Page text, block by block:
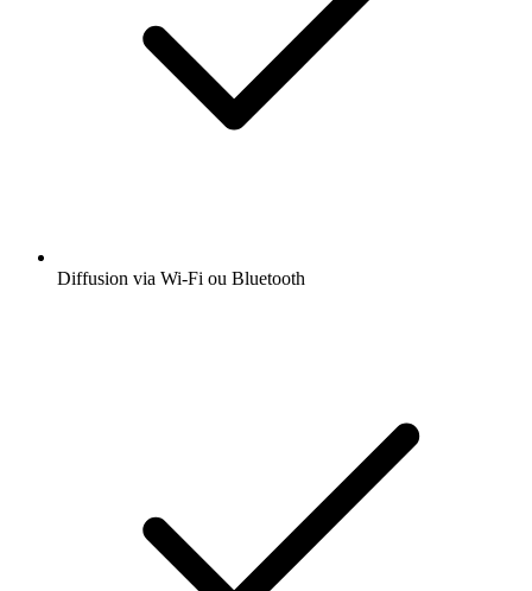
Diffusion via Wi-Fi ou Bluetooth